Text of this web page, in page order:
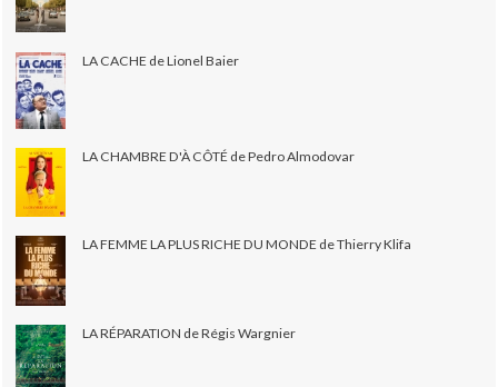
LA CACHE de Lionel Baier
LA CHAMBRE D'À CÔTÉ de Pedro Almodovar
LA FEMME LA PLUS RICHE DU MONDE de Thierry Klifa
LA RÉPARATION de Régis Wargnier